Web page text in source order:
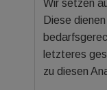
Wir setzen
Diese
letzteres
zu diesen